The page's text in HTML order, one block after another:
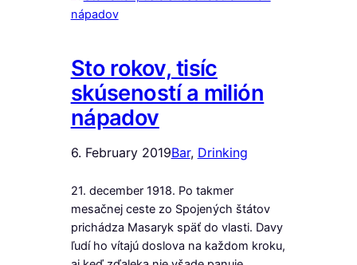
Sto rokov, tisíc
skúseností a milión
nápadov
6. February 2019Bar, Drinking
21. december 1918. Po takmer
mesačnej ceste zo Spojených štátov
prichádza Masaryk späť do vlasti. Davy
ľudí ho vítajú doslova na každom kroku,